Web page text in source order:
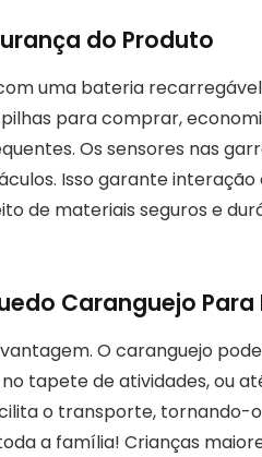
do Produto
uma bateria
para comprar,
Os sensores nas
Isso garante
de materiais seguros e
Caranguejo Para
O caranguejo
tapete de atividades, ou
o transporte, tornando-o
a família! Crianças